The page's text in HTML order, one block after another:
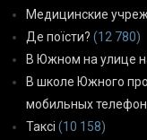
Медицинские
Де поїсти? (12 780)
В Южном на улице
В школе Южного
мобильных
Таксі (10 158)